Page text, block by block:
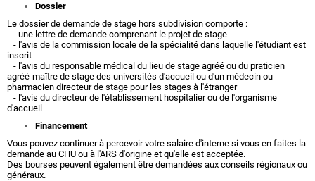
Dossier
Le dossier de demande de stage hors subdivision comporte :
- une lettre de demande comprenant le projet de stage
- l'avis de la commission locale de la spécialité dans laquelle l'étudiant est
inscrit
- l'avis du responsable médical du lieu de stage agréé ou du praticien
agréé-maître de stage des universités d'accueil ou d'un médecin ou
pharmacien directeur de stage pour les stages à l'étranger
- l'avis du directeur de l'établissement hospitalier ou de l'organisme
d'accueil
Financement
Vous pouvez continuer à percevoir votre salaire d'interne si vous en faites la
demande au CHU ou à l'ARS d'origine et qu'elle est acceptée.
Des bourses peuvent également être demandées aux conseils régionaux ou
généraux.